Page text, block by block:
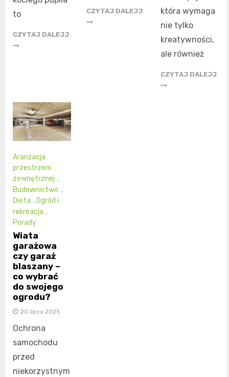
to
CZYTAJ DALEJJ
CZYTAJ DALEJJ
która wymaga
nie tylko
kreatywności,
ale również
CZYTAJ DALEJJ
Aranżacja
przestrzeni
zewnętrznej ,
Budownictwo ,
Dieta ,Ogród i
rekreacja ,
Porady
Wiata
garażowa
czy garaż
blaszany –
co wybrać
do swojego
ogrodu?
20 lipca 2025
Ochrona
samochodu
przed
niekorzystnym